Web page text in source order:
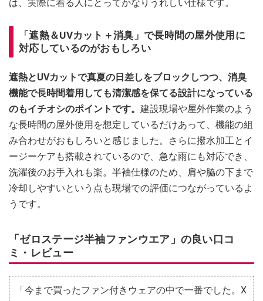
は、実際に着る人にとってかなりうれしい仕様です。
「遮熱＆UVカット＋消臭」で長時間の屋外使用に
対応しているのがおもしろい
遮熱とUVカットで真夏の日差しをブロックしつつ、消臭
機能で長時間着用しても清潔感を保てる設計になっている
のもイチオシのポイントです。 建設現場や屋外作業のよう
な長時間の屋外使用を想定しているだけあって、機能の組
み合わせがおもしろいと感じました。さらに撥水加工とイ
ージーケアも搭載されているので、急な雨にも対応でき、
洗濯後のお手入れも楽。半袖仕様のため、肩や脇の下まで
冷却しやすいという点も現場での評価につながっているよ
うです。
「ゼロステージ半袖ファンウエア」の良い口コ
ミ・レビュー
「今まで買ったファン付きウェアの中で一番でした。X